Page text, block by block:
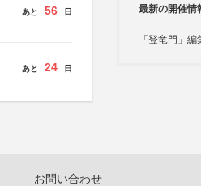
あと 56 日
あと 24 日
最新の開催情
「登竜門」編
お問い合わせ